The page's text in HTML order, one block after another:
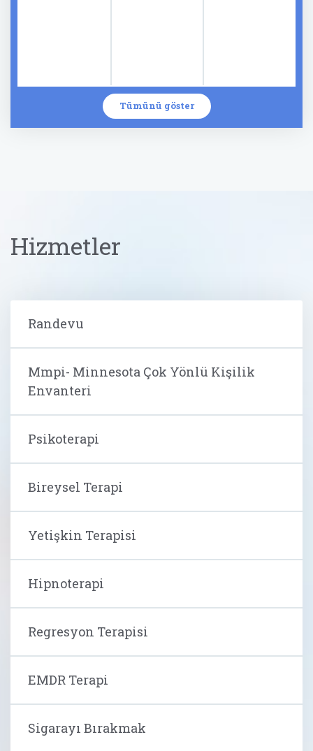
Tümünü göster
Hizmetler
Randevu
Mmpi- Minnesota Çok Yönlü Kişilik
Envanteri
Psikoterapi
Bireysel Terapi
Yetişkin Terapisi
Hipnoterapi
Regresyon Terapisi
EMDR Terapi
Sigarayı Bırakmak